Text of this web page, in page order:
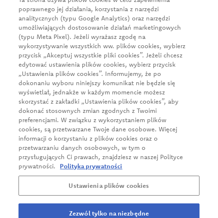
NIP: 526-020-93-95
Aktualności
O firmie
Nasze produkty
Klient biznesowy
Zrównoważony rozwój
Kariera
Kontakt
Polityka prywatności
Informacje o zakładach produkcyjnych CEDC
Zgłoś naruszenie
poprawnego jej działania, korzystania z narzędzi
analitycznych (typu Google Analytics) oraz narzędzi
umożliwiających dostosowanie działań marketingowych
(typu Meta Pixel). Jeżeli wyrażasz zgodę na
wykorzystywanie wszystkich ww. plików cookies, wybierz
przycisk „Akceptuj wszystkie pliki cookies”. Jeżeli chcesz
edytować ustawienia plików cookies, wybierz przycisk
„Ustawienia plików cookies”. Informujemy, że po
dokonaniu wyboru niniejszy komunikat nie będzie się
wyświetlał, jednakże w każdym momencie możesz
skorzystać z zakładki „Ustawienia plików cookies”, aby
dokonać stosownych zmian zgodnych z Twoimi
preferencjami. W związku z wykorzystaniem plików
cookies, są przetwarzane Twoje dane osobowe. Więcej
informacji o korzystaniu z plików cookies oraz o
przetwarzaniu danych osobowych, w tym o
przysługujących Ci prawach, znajdziesz w naszej Polityce
prywatności.
Polityka prywatności
Ustawienia plików cookies
Zezwól tylko na niezbędne